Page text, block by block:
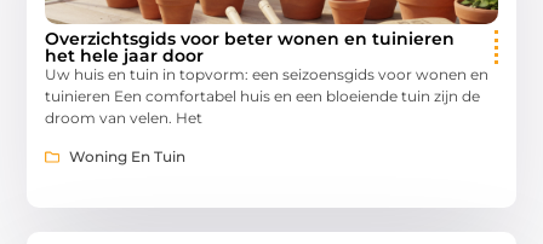
Overzichtsgids voor beter wonen en tuinieren
het hele jaar door
Uw huis en tuin in topvorm: een seizoensgids voor wonen en
tuinieren Een comfortabel huis en een bloeiende tuin zijn de
droom van velen. Het
Woning En Tuin